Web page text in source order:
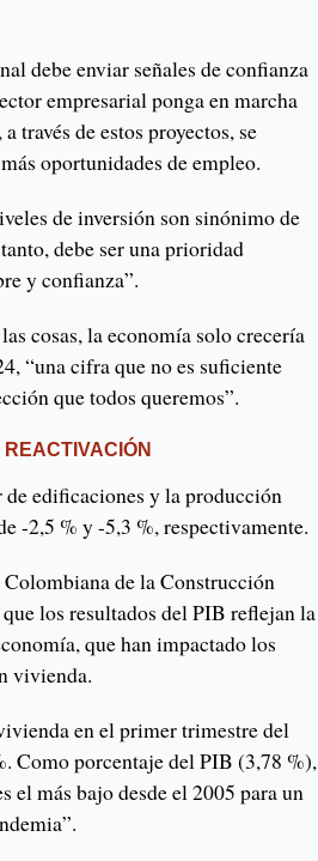
debe enviar señales de confianza
empresarial ponga en marcha
través de estos proyectos, se
oportunidades de empleo.
de inversión son sinónimo de
debe ser una prioridad
y confianza”.
cosas, la economía solo crecería
“una cifra que no es suficiente
que todos queremos”.
edificaciones y la producción
-2,5 % y -5,3 %, respectivamente.
de la Construcción
los resultados del PIB reflejan la
que han impactado los
vivienda.
en el primer trimestre del
Como porcentaje del PIB (3,78 %),
el más bajo desde el 2005 para un